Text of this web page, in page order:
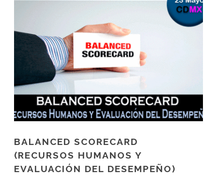
BALANCED SCORECARD
(RECURSOS HUMANOS Y
EVALUACIÓN DEL DESEMPEÑO)